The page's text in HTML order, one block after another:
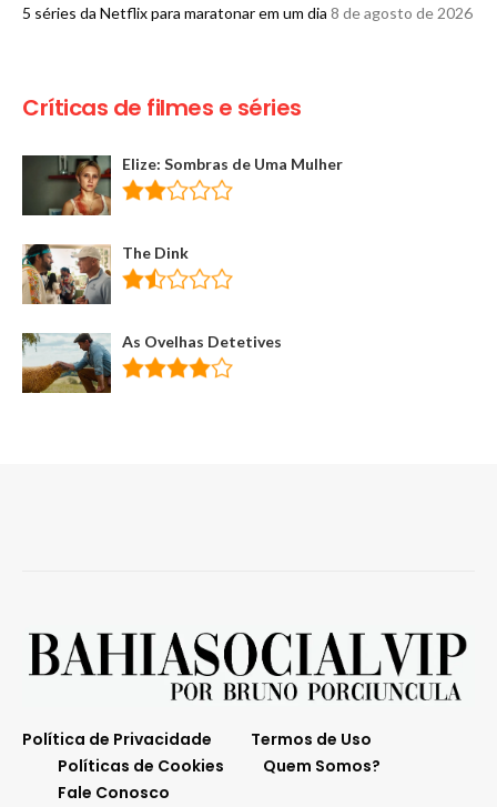
5 séries da Netflix para maratonar em um dia 8 de agosto de 2026
Críticas de filmes e séries
Elize: Sombras de Uma Mulher
The Dink
As Ovelhas Detetives
Política de Privacidade
Termos de Uso
Políticas de Cookies
Quem Somos?
Fale Conosco